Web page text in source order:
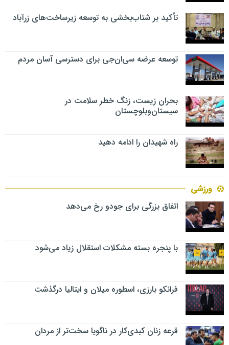
تأکید بر شتاب‌بخشی به توسعه زیرساخت‌های زرآباد
توسعه عرضه سی‌ان‌جی برای دسترسی آسان مردم
بحران زیست، زنگ خطر سلامت در
سیستان‌وبلوچستان
راه شهیدان را ادامه دهید
ورزشی
اتفاق بزرگی برای جودو رخ می‌دهد
با پنجره بسته مشکلات استقلال زیاد می‌شود
فرانکو بارزی، اسطوره میلان و ایتالیا درگذشت
قرعه زنان کبدی‌کار در ناگویا سخت‌تر از مردان